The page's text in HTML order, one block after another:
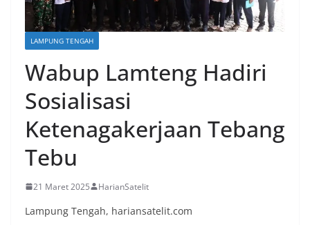
LAMPUNG TENGAH
Wabup Lamteng Hadiri
Sosialisasi
Ketenagakerjaan Tebang
Tebu
21 Maret 2025 HarianSatelit
Lampung Tengah, hariansatelit.com